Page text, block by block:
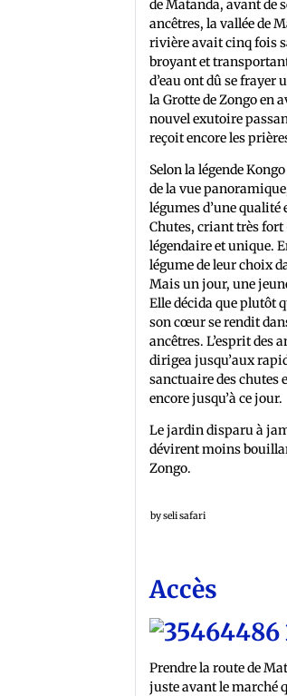
de Matanda, avant de
ancêtres, la vallée de
rivière avait cinq fois
broyant et
d’eau ont dû se
la Grotte de Zongo en
nouvel exutoire
reçoit encore les
Selon la légende
de la vue
légumes d’une
Chutes, criant très fort
légendaire et unique.
légume de leur choix
Mais un jour, une
Elle décida que plutôt
son cœur se rendit
ancêtres. L’esprit des
dirigea jusqu’aux
sanctuaire des chutes
encore jusqu’à ce jour.
Le jardin disparu à
dévirent moins
Zongo.
by seli safari
Accès
Prendre la route de
juste avant le marché